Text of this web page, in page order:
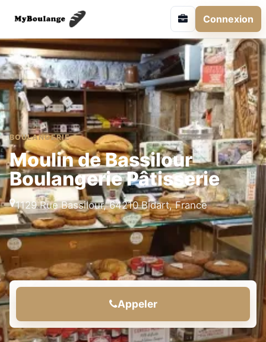
Connexion
BOULANGERIE
Moulin de Bassilour
Boulangerie Pâtisserie
1129 Rue Bassilour, 64210 Bidart, France
Appeler